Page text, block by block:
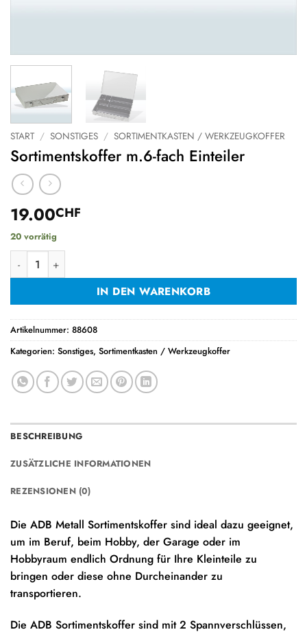
START / SONSTIGES / SORTIMENTKASTEN / WERKZEUGKOFFER
Sortimentskoffer m.6-fach Einteiler
19.00CHF
20 vorrätig
Sortimentskoffer m.6-fach Einteiler Menge
IN DEN WARENKORB
Artikelnummer: 88608
Kategorien: Sonstiges, Sortimentkasten / Werkzeugkoffer
BESCHREIBUNG
ZUSÄTZLICHE INFORMATIONEN
REZENSIONEN (0)
Die ADB Metall Sortimentskoffer sind ideal dazu geeignet,
um im Beruf, beim Hobby, der Garage oder im
Hobbyraum endlich Ordnung für Ihre Kleinteile zu
bringen oder diese ohne Durcheinander zu
transportieren.
Die ADB Sortimentskoffer sind mit 2 Spannverschlüssen,